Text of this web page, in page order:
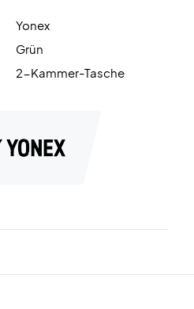
Yonex
Grün
2-Kammer-Tasche